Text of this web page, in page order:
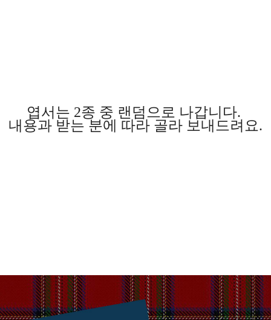
엽서는 2종 중 랜덤으로 나갑니다.
내용과 받는 분에 따라 골라 보내드려요.